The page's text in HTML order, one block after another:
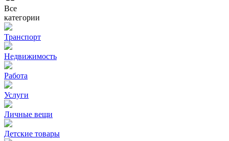
Все
категории
Транспорт
Недвижимость
Работа
Услуги
Личные вещи
Детские товары